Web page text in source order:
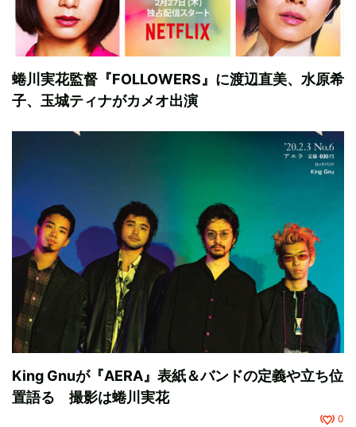
蜷川実花監督『FOLLOWERS』に渡辺直美、水原希
子、玉城ティナがカメオ出演
King Gnuが『AERA』表紙＆バンドの定義や立ち位
置語る 撮影は蜷川実花
0